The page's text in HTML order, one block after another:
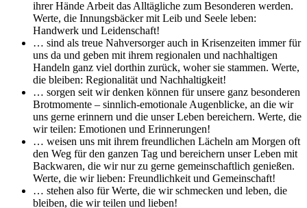
ihrer Hände Arbeit das Alltägliche zum Besonderen werden.
Werte, die Innungsbäcker mit Leib und Seele leben:
Handwerk und Leidenschaft!
… sind als treue Nahversorger auch in Krisenzeiten immer für
uns da und geben mit ihrem regionalen und nachhaltigen
Handeln ganz viel dorthin zurück, woher sie stammen. Werte,
die bleiben: Regionalität und Nachhaltigkeit!
… sorgen seit wir denken können für unsere ganz besonderen
Brotmomente – sinnlich-emotionale Augenblicke, an die wir
uns gerne erinnern und die unser Leben bereichern. Werte, die
wir teilen: Emotionen und Erinnerungen!
… weisen uns mit ihrem freundlichen Lächeln am Morgen oft
den Weg für den ganzen Tag und bereichern unser Leben mit
Backwaren, die wir nur zu gerne gemeinschaftlich genießen.
Werte, die wir lieben: Freundlichkeit und Gemeinschaft!
… stehen also für Werte, die wir schmecken und leben, die
bleiben, die wir teilen und lieben!